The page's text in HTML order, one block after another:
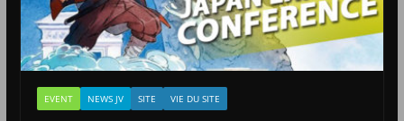
EVENT NEWS JV SITE VIE DU SITE